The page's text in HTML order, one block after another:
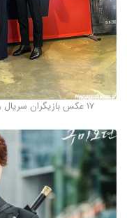
17 عکس بازیگران سریال روباه نه دم فصل دوم در لحظات نابی که ...